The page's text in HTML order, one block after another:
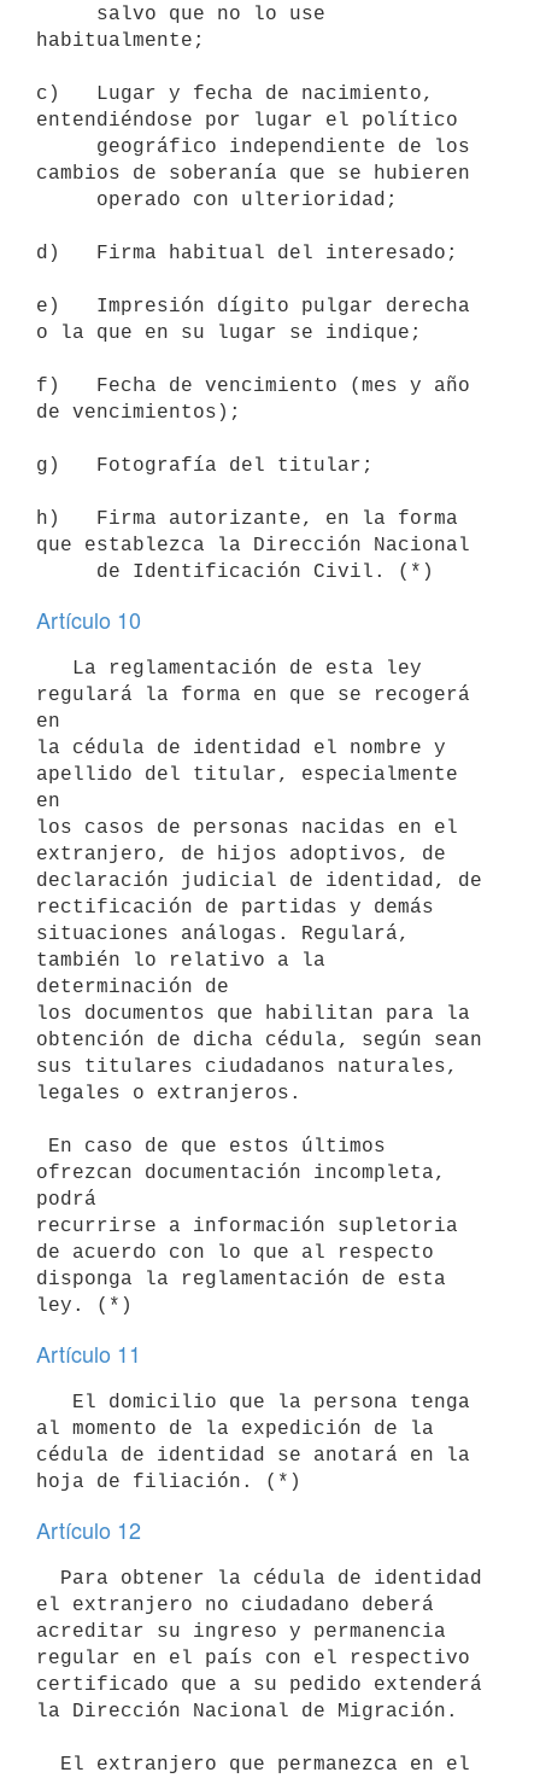
habitualmente;
c)   Lugar y fecha de nacimiento,
entendiéndose por lugar el político
cambios de soberanía que se hubieren
d)   Firma habitual del interesado;
e)   Impresión dígito pulgar derecha
o la que en su lugar se indique;
f)   Fecha de vencimiento (mes y año
de vencimientos);
g)   Fotografía del titular;
h)   Firma autorizante, en la forma
que establezca la Dirección Nacional
Artículo 10
regulará la forma en que se recogerá
en
la cédula de identidad el nombre y
apellido del titular, especialmente
en
los casos de personas nacidas en el
extranjero, de hijos adoptivos, de
declaración judicial de identidad, de
rectificación de partidas y demás
situaciones análogas. Regulará,
también lo relativo a la
determinación de
los documentos que habilitan para la
obtención de dicha cédula, según sean
sus titulares ciudadanos naturales,
legales o extranjeros.
ofrezcan documentación incompleta,
podrá
recurrirse a información supletoria
de acuerdo con lo que al respecto
disponga la reglamentación de esta
Artículo 11
al momento de la expedición de la
cédula de identidad se anotará en la
Artículo 12
el extranjero no ciudadano deberá
acreditar su ingreso y permanencia
regular en el país con el respectivo
certificado que a su pedido extenderá
la Dirección Nacional de Migración.